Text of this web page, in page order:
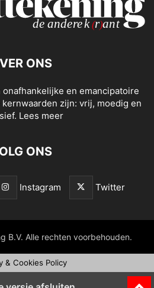
ONS
en emancipatoire
zijn: vrij, moedig en
Lees meer
ONS
Instagram Twitter
B.V. Alle rechten voorbehouden.
& Cookies Policy